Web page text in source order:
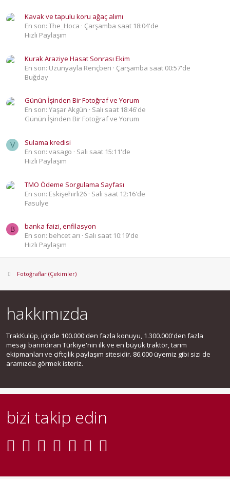
Kavak ve tapulu koru ağaç alımı
En son: The_Hoca
Çarşamba saat 18:04'de
Hızlı Paylaşım
Kurak Araziye Hasat Sonrası Ekim
En son: Uzunyayla Rençberi
Çarşamba saat 00:57'de
Buğday
Günün İşinden Bir Fotoğraf ve Yorum
En son: Yaşar Akgün
Salı saat 18:46'de
Günün İşinden Bir Fotoğraf ve Yorum
V
Sulama kredisi
En son: vasago
Salı saat 15:11'de
Hızlı Paylaşım
TMO Ödeme Sorgulama Sayfası
En son: Eskişehirli26 Salı saat 12:16'de
Fasulye
B
banka faizi, enfilasyon
En son: behcet arı
Salı saat 10:19'de
Hızlı Paylaşım
Fotoğraflar (Çekimler)
hakkımızda
TrakKulüp, içinde 100.000'den fazla konuyu, 1.300.000'den fazla
mesajı barındıran Türkiye'nin ilk ve en büyük traktör, tarım
ekipmanları ve çiftçilik paylaşım sitesidir. 86.000 üyemiz gibi sizi de
aramızda görmek isteriz.
bizi takip edin